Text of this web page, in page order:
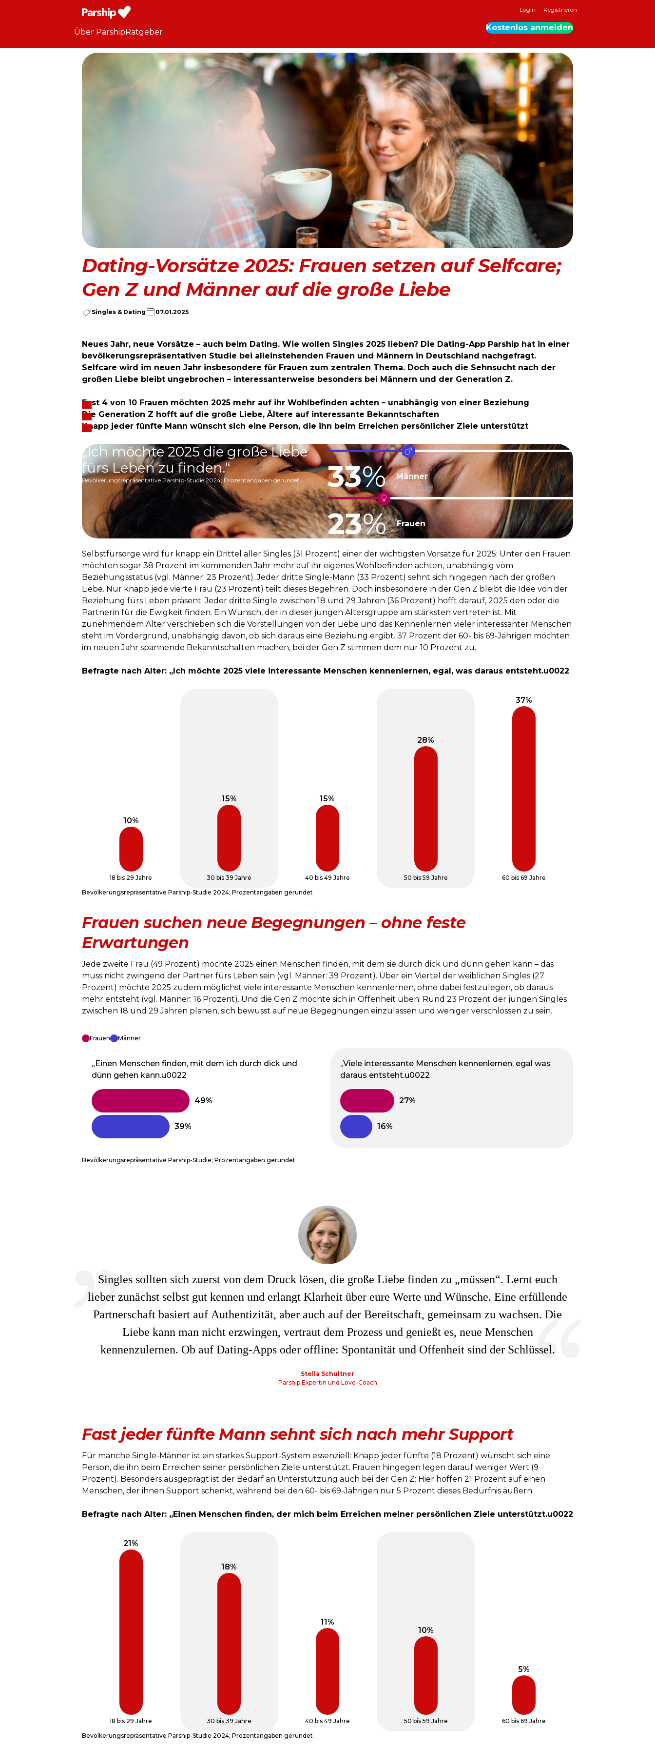
Login Registrieren
Über ParshipRatgeber Kostenlos anmelden
Dating-Vorsätze 2025: Frauen setzen auf Selfcare;
Gen Z und Männer auf die große Liebe
Singles & Dating 07.01.2025
Neues Jahr, neue Vorsätze – auch beim Dating. Wie wollen Singles 2025 lieben? Die Dating-App Parship hat in einer
bevölkerungsrepräsentativen Studie bei alleinstehenden Frauen und Männern in Deutschland nachgefragt.
Selfcare wird im neuen Jahr insbesondere für Frauen zum zentralen Thema. Doch auch die Sehnsucht nach der
großen Liebe bleibt ungebrochen – interessanterweise besonders bei Männern und der Generation Z.
Fast 4 von 10 Frauen möchten 2025 mehr auf ihr Wohlbefinden achten – unabhängig von einer Beziehung
Die Generation Z hofft auf die große Liebe, Ältere auf interessante Bekanntschaften
Knapp jeder fünfte Mann wünscht sich eine Person, die ihn beim Erreichen persönlicher Ziele unterstützt
„Ich möchte 2025 die große Liebe
fürs Leben zu finden.“
Bevölkerungsrepräsentative Parship-Studie 2024; Prozentangaben gerundet 33% Männer
23% Frauen
Selbstfürsorge wird für knapp ein Drittel aller Singles (31 Prozent) einer der wichtigsten Vorsätze für 2025: Unter den Frauen
möchten sogar 38 Prozent im kommenden Jahr mehr auf ihr eigenes Wohlbefinden achten, unabhängig vom
Beziehungsstatus (vgl. Männer: 23 Prozent). Jeder dritte Single-Mann (33 Prozent) sehnt sich hingegen nach der großen
Liebe. Nur knapp jede vierte Frau (23 Prozent) teilt dieses Begehren. Doch insbesondere in der Gen Z bleibt die Idee von der
Beziehung fürs Leben präsent: Jeder dritte Single zwischen 18 und 29 Jahren (36 Prozent) hofft darauf, 2025 den oder die
Partnerin für die Ewigkeit finden. Ein Wunsch, der in dieser jungen Altersgruppe am stärksten vertreten ist. Mit
zunehmendem Alter verschieben sich die Vorstellungen von der Liebe und das Kennenlernen vieler interessanter Menschen
steht im Vordergrund, unabhängig davon, ob sich daraus eine Beziehung ergibt. 37 Prozent der 60- bis 69-Jährigen möchten
im neuen Jahr spannende Bekanntschaften machen, bei der Gen Z stimmen dem nur 10 Prozent zu.
Befragte nach Alter: „Ich möchte 2025 viele interessante Menschen kennenlernen, egal, was daraus entsteht.u0022
18 bis 29 Jahre 30 bis 39 Jahre 40 bis 49 Jahre 50 bis 59 Jahre
60 bis 69 Jahre
Bevölkerungsrepräsentative Parship-Studie 2024; Prozentangaben gerundet
Frauen suchen neue Begegnungen – ohne feste
Erwartungen
Jede zweite Frau (49 Prozent) möchte 2025 einen Menschen finden, mit dem sie durch dick und dünn gehen kann – das
muss nicht zwingend der Partner fürs Leben sein (vgl. Männer: 39 Prozent). Über ein Viertel der weiblichen Singles (27
Prozent) möchte 2025 zudem möglichst viele interessante Menschen kennenlernen, ohne dabei festzulegen, ob daraus
mehr entsteht (vgl. Männer: 16 Prozent). Und die Gen Z möchte sich in Offenheit üben: Rund 23 Prozent der jungen Singles
zwischen 18 und 29 Jahren planen, sich bewusst auf neue Begegnungen einzulassen und weniger verschlossen zu sein.
Frauen Männer
„Einen Menschen finden, mit dem ich durch dick und
dünn gehen kann.u0022
„Viele interessante Menschen kennenlernen, egal was
daraus entsteht.u0022
Bevölkerungsrepräsentative Parship-Studie; Prozentangaben gerundet
Singles sollten sich zuerst von dem Druck lösen, die große Liebe finden zu „müssen“. Lernt euch
lieber zunächst selbst gut kennen und erlangt Klarheit über eure Werte und Wünsche. Eine erfüllende
Partnerschaft basiert auf Authentizität, aber auch auf der Bereitschaft, gemeinsam zu wachsen. Die
Liebe kann man nicht erzwingen, vertraut dem Prozess und genießt es, neue Menschen
kennenzulernen. Ob auf Dating-Apps oder offline: Spontanität und Offenheit sind der Schlüssel.
Stella Schultner
Parship Expertin und Love-Coach
Fast jeder fünfte Mann sehnt sich nach mehr Support
Für manche Single-Männer ist ein starkes Support-System essenziell: Knapp jeder fünfte (18 Prozent) wünscht sich eine
Person, die ihn beim Erreichen seiner persönlichen Ziele unterstützt. Frauen hingegen legen darauf weniger Wert (9
Prozent). Besonders ausgeprägt ist der Bedarf an Unterstützung auch bei der Gen Z: Hier hoffen 21 Prozent auf einen
Menschen, der ihnen Support schenkt, während bei den 60- bis 69-Jährigen nur 5 Prozent dieses Bedürfnis äußern.
Befragte nach Alter: „Einen Menschen finden, der mich beim Erreichen meiner persönlichen Ziele unterstützt.u0022
18 bis 29 Jahre 30 bis 39 Jahre 40 bis 49 Jahre 50 bis 59 Jahre
60 bis 69 Jahre
Bevölkerungsrepräsentative Parship-Studie 2024; Prozentangaben gerundet